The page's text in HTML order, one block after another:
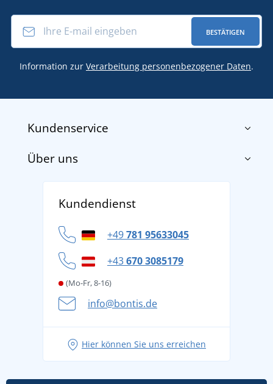
BESTÄTIGEN
Information zur Verarbeitung personenbezogener Daten.
Kundenservice
Impressum
Datenschutz
Cookie-Richtlinie
Über uns
Für Unternehmen und Organisationen
Kundendienst
+49781 95633045
+43670 3085179
(Mo-Fr, 8-16)
info@bontis.de
Hier können Sie uns erreichen